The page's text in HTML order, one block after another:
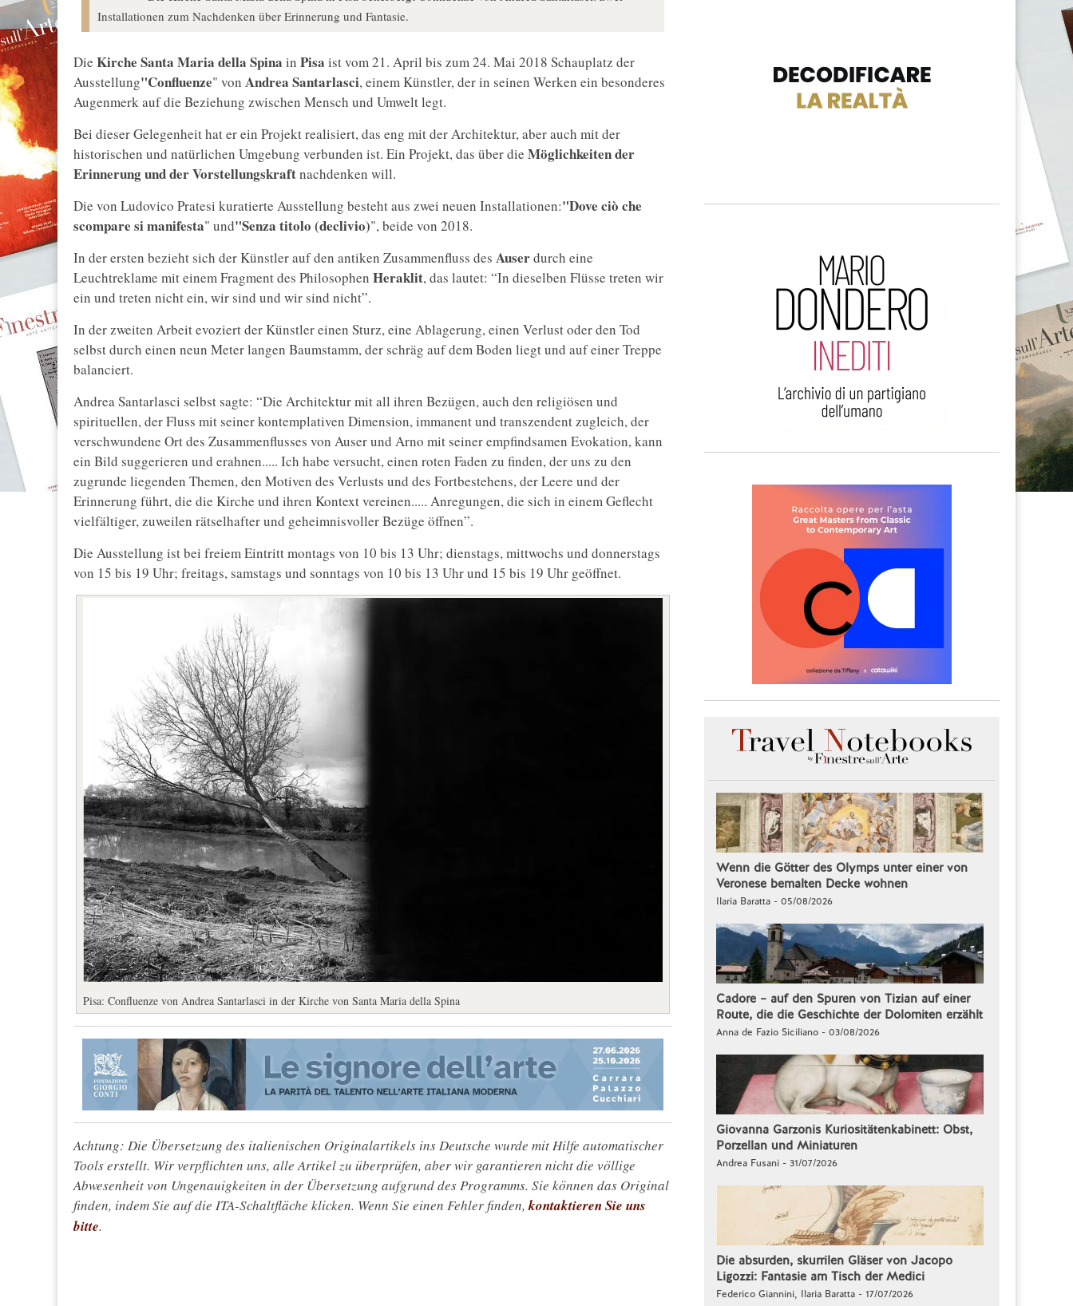
Installationen zum Nachdenken über Erinnerung und Fantasie.
Die Kirche Santa Maria della Spina in Pisa ist vom 21. April bis zum 24. Mai 2018 Schauplatz der
Ausstellung"Confluenze" von Andrea Santarlasci, einem Künstler, der in seinen Werken ein besonderes
Augenmerk auf die Beziehung zwischen Mensch und Umwelt legt.
Bei dieser Gelegenheit hat er ein Projekt realisiert, das eng mit der Architektur, aber auch mit der
historischen und natürlichen Umgebung verbunden ist. Ein Projekt, das über die Möglichkeiten der
Erinnerung und der Vorstellungskraftnachdenken will.
Die von Ludovico Pratesi kuratierte Ausstellung besteht aus zwei neuen Installationen:"Dove ciò che
scompare si manifesta" und"Senza titolo (declivio)", beide von 2018.
In der ersten bezieht sich der Künstler auf den antiken Zusammenfluss des Auserdurch eine
Leuchtreklame mit einem Fragment des Philosophen Heraklit, das lautet: “In dieselben Flüsse treten wir
ein und treten nicht ein, wir sind und wir sind nicht”.
In der zweiten Arbeit evoziert der Künstler einen Sturz, eine Ablagerung, einen Verlust oder den Tod
selbst durch einen neun Meter langen Baumstamm, der schräg auf dem Boden liegt und auf einer Treppe
balanciert.
Andrea Santarlasci selbst sagte: “Die Architektur mit all ihren Bezügen, auch den religiösen und
spirituellen, der Fluss mit seiner kontemplativen Dimension, immanent und transzendent zugleich, der
verschwundene Ort des Zusammenflusses von Auser und Arno mit seiner empfindsamen Evokation, kann
ein Bild suggerieren und erahnen..... Ich habe versucht, einen roten Faden zu finden, der uns zu den
zugrunde liegenden Themen, den Motiven des Verlusts und des Fortbestehens, der Leere und der
Erinnerung führt, die die Kirche und ihren Kontext vereinen..... Anregungen, die sich in einem Geflecht
vielfältiger, zuweilen rätselhafter und geheimnisvoller Bezüge öffnen”.
Die Ausstellung ist bei freiem Eintritt montags von 10 bis 13 Uhr; dienstags, mittwochs und donnerstags
von 15 bis 19 Uhr; freitags, samstags und sonntags von 10 bis 13 Uhr und 15 bis 19 Uhr geöffnet.
Pisa: Confluenze von Andrea Santarlasci in der Kirche von Santa Maria della Spina
Achtung: Die Übersetzung des italienischen Originalartikels ins Deutsche wurde mit Hilfe automatischer
Tools erstellt. Wir verpflichten uns, alle Artikel zu überprüfen, aber wir garantieren nicht die völlige
Abwesenheit von Ungenauigkeiten in der Übersetzung aufgrund des Programms. Sie können das Original
finden, indem Sie auf die ITA-Schaltfläche klicken. Wenn Sie einen Fehler finden,kontaktieren Sie uns
bitte.
Wenn die Götter des Olymps unter einer von
Veronese bemalten Decke wohnen
Ilaria Baratta - 05/08/2026
Cadore – auf den Spuren von Tizian auf einer
Route, die die Geschichte der Dolomiten erzählt
Anna de Fazio Siciliano - 03/08/2026
Giovanna Garzonis Kuriositätenkabinett: Obst,
Porzellan und Miniaturen
Andrea Fusani - 31/07/2026
Die absurden, skurrilen Gläser von Jacopo
Ligozzi: Fantasie am Tisch der Medici
Federico Giannini, Ilaria Baratta - 17/07/2026